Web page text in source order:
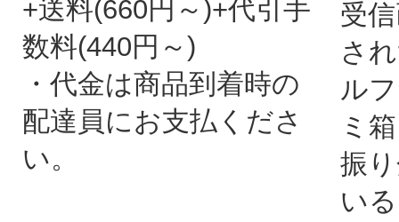
+送料(660円～)+代引手
数料(440円～)
・代金は商品到着時の
配達員にお支払くださ
い。
受
さ
ル
ミ
振
い